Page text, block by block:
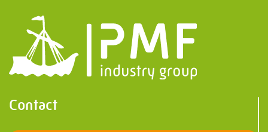
Contact